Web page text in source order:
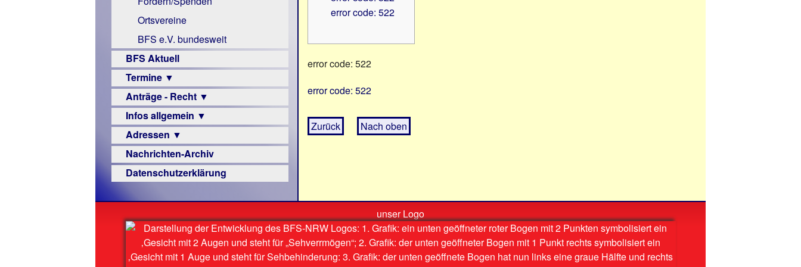
Links
Ortsvereine
BFS e.V. bundesweit
BFS Aktuell
Termine ▼
Veranstaltungsprogramme
Anträge - Recht ▼
Archiv
Urteile
Infos allgemein ▼
Sehbehinderung
Frühförderung
Schule
–
Beruf
Senioren
Hilfsmittel
Adressen ▼
Augenoptiker
Berufsbildungswerke
Hörbüchereien
Reha-
Lehrer
Nachrichten-Archiv
Datenschutzerklärung
error code: 522
error code: 522
error code: 522
Zurück Nach oben
unser Logo